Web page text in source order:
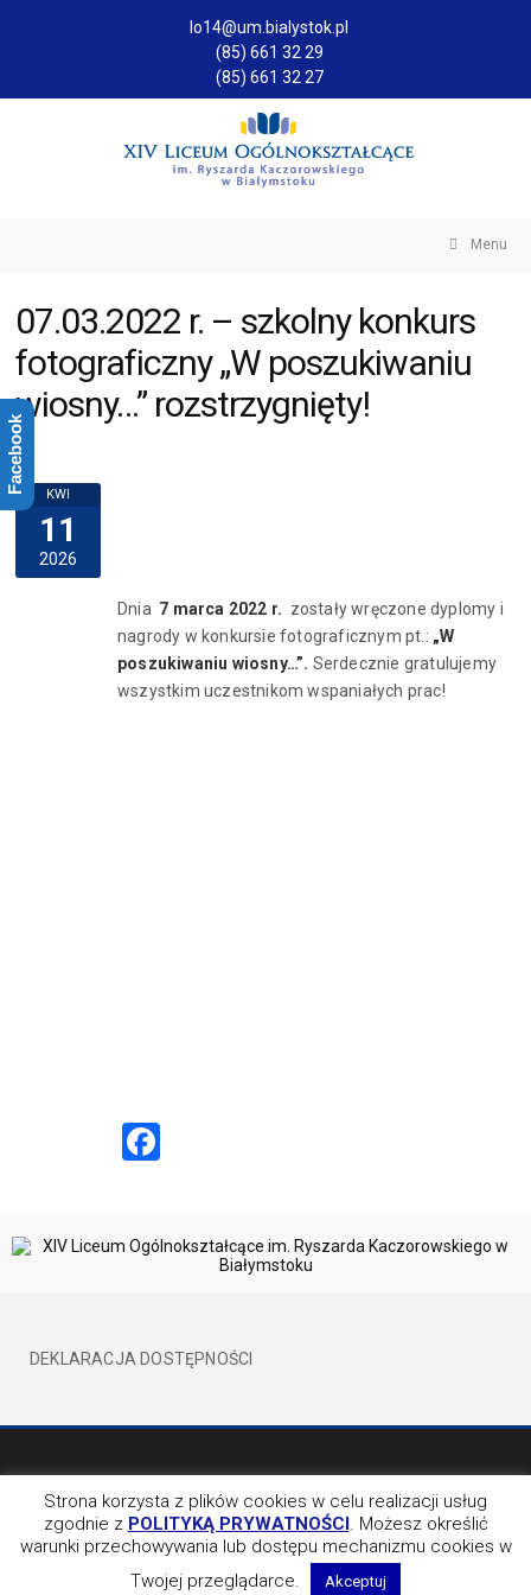
lo14@um.bialystok.pl
(85) 661 32 29
(85) 661 32 27
Menu
07.03.2022 r. – szkolny konkurs
fotograficzny „W poszukiwaniu
wiosny…” rozstrzygnięty!
KWI
11
2026
Dnia 7 marca 2022 r. zostały wręczone dyplomy i
nagrody w konkursie fotograficznym pt.: „W
poszukiwaniu wiosny…”. Serdecznie gratulujemy
wszystkim uczestnikom wspaniałych prac!
DEKLARACJA DOSTĘPNOŚCI
OBSERWUJ NAS NA
Strona korzysta z plików cookies w celu realizacji usług
zgodnie z POLITYKĄ PRYWATNOŚCI. Możesz określić
warunki przechowywania lub dostępu mechanizmu cookies w
Twojej przeglądarce.
Akceptuj
Facebook